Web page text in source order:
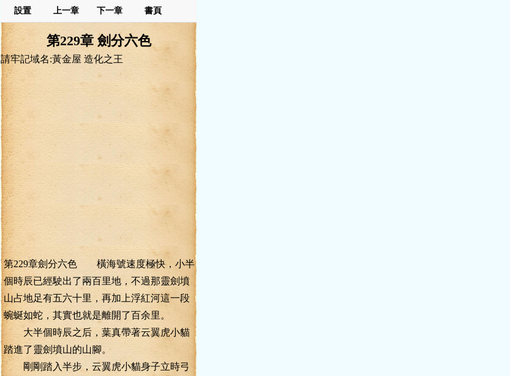
設置 上一章 下一章 書頁
第229章 劍分六色
請牢記域名:黃金屋 造化之王
第229章劍分六色 橫海號速度極快，小半
個時辰已經駛出了兩百里地，不過那靈劍墳
山占地足有五六十里，再加上浮紅河這一段
蜿蜒如蛇，其實也就是離開了百余里。
大半個時辰之后，葉真帶著云翼虎小貓
踏進了靈劍墳山的山腳。
剛剛踏入半步，云翼虎小貓身子立時弓